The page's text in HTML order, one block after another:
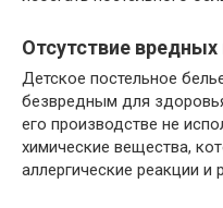
Отсутствие
Детское постельное
безвредным для
его производстве не
химические вещества,
аллергические реакции и